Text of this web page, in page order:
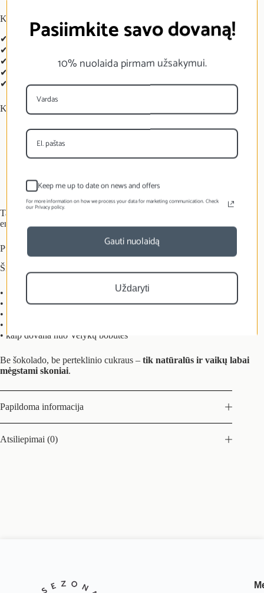
Kodėl vaikams tai patinka
✔ smagi Velykų lobio paieška
✔ traškūs ir natūraliai saldūs užkandžiai
✔ įdomūs faktai apie Velykas ir gamtą
✔ klausimai, kurie įtraukia visą šeimą
✔ net įspūdinginuolaidų kodai!
Kaip naudoti
Velykų rytą išslapstykite paketėlius namuose ar kieme.
Vaikai leidžiasi į lobio medžioklę.
Radę paketėlį jie paragauja, perskaito užduotį ir įtraukia šeimą į
pokalbį.
Tai paprastas būdas sukurti
emocijų.
Puiki dovana
Ši dėžutė puikiai tiks:
• vaikams
• anūkams
• krikšto vaikams
• draugų vaikams
• kaip dovana nuo Velykų bobutės
Be šokolado, be perteklinio cukraus – tik natūralūs ir vaikų labai
mėgstami skoniai.
Papildoma informacija
Atsiliepimai (0)
Pasiimkite savo dovaną!
10% nuolaida pirmam užsakymui.
Keep me up to date on news and offers
For more information on how we process your data for marketing communication. Check
our Privacy policy.
Gauti nuolaidą
Uždaryti